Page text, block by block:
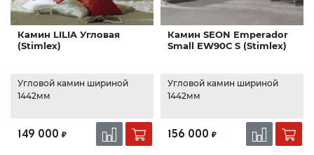
Камин LILIA Угловая
(Stimlex)
Угловой камин шириной
1442мм
149 000 ₽
Камин SEON Emperador
Small EW90С S (Stimlex)
Угловой камин шириной
1442мм
156 000 ₽